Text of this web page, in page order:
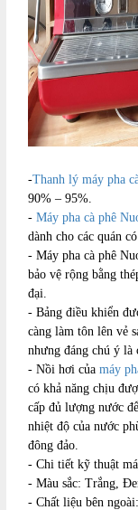
-Thanh lý máy pha
90% – 95%.
-Máy pha cà phê
dành cho các quán
- Máy pha cà phê
bảo vệ rộng bằng
đại.
- Bảng điều khiển
càng làm tôn lên vẻ
nhưng đáng chú ý là
- Nồi hơi củamáy
có khả năng chịu
cấp đủ lượng nước
nhiệt độ của nước
đông đảo.
- Chi tiết kỹ thuật
- Màu sắc: Trắng,
- Chất liệu bên